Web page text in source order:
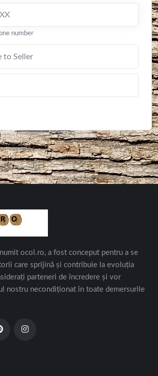
number
to Seller
ocol.ro, a fost conceput pentru a se
care sprijină și contribuie la evoluția
parteneri de încredere și vor
nostru necondiționat în toate demersurile